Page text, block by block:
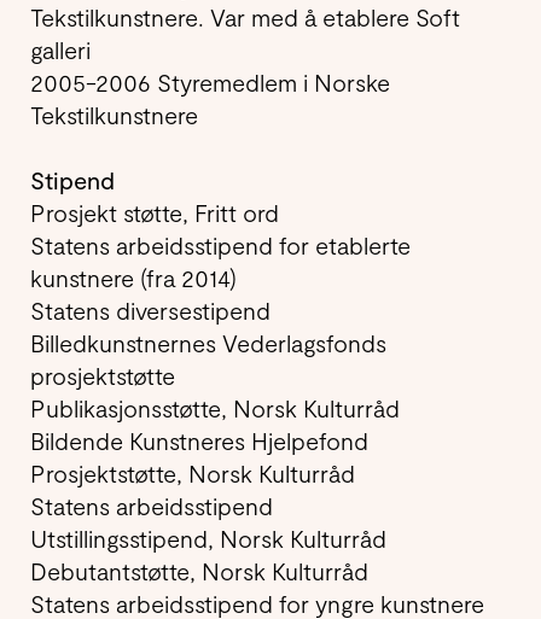
Tekstilkunstnere. Var med å etablere Soft
galleri
2005-2006 Styremedlem i Norske
Tekstilkunstnere
Stipend
Prosjekt støtte, Fritt ord
Statens arbeidsstipend for etablerte
kunstnere (fra 2014)
Statens diversestipend
Billedkunstnernes Vederlagsfonds
prosjektstøtte
Publikasjonsstøtte, Norsk Kulturråd
Bildende Kunstneres Hjelpefond
Prosjektstøtte, Norsk Kulturråd
Statens arbeidsstipend
Utstillingsstipend, Norsk Kulturråd
Debutantstøtte, Norsk Kulturråd
Statens arbeidsstipend for yngre kunstnere